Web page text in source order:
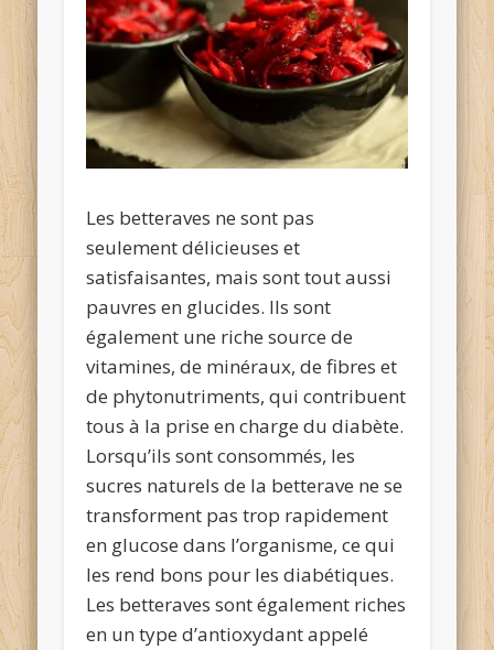
Les betteraves ne sont pas
seulement délicieuses et
satisfaisantes, mais sont tout aussi
pauvres en glucides. Ils sont
également une riche source de
vitamines, de minéraux, de fibres et
de phytonutriments, qui contribuent
tous à la prise en charge du diabète.
Lorsqu’ils sont consommés, les
sucres naturels de la betterave ne se
transforment pas trop rapidement
en glucose dans l’organisme, ce qui
les rend bons pour les diabétiques.
Les betteraves sont également riches
en un type d’antioxydant appelé